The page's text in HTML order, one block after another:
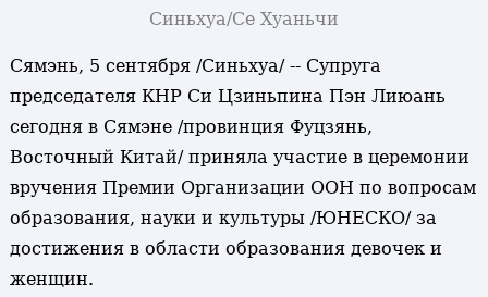
Синьхуа/Се Хуаньчи
Сямэнь, 5 сентября /Синьхуа/ -- Супруга
председателя КНР Си Цзиньпина Пэн Лиюань
сегодня в Сямэне /провинция Фуцзянь,
Восточный Китай/ приняла участие в церемонии
вручения Премии Организации ООН по вопросам
образования, науки и культуры /ЮНЕСКО/ за
достижения в области образования девочек и
женщин.